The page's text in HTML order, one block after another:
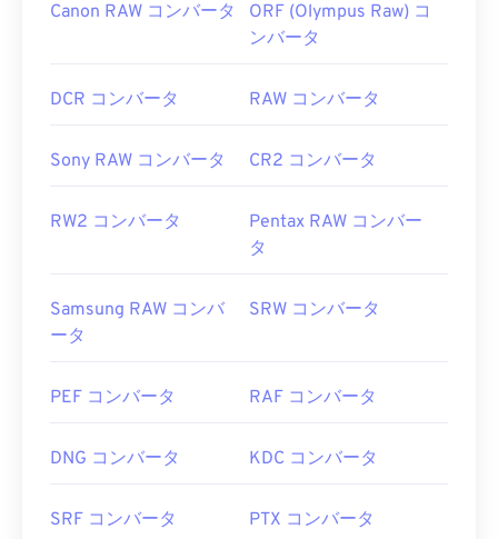
Canon RAW コンバータ
ORF (Olympus Raw) コ
ンバータ
DCR コンバータ RAW コンバータ
Sony RAW コンバータ CR2 コンバータ
RW2 コンバータ
Pentax RAW コンバー
タ
Samsung RAW コンバ
ータ
SRW コンバータ
PEF コンバータ RAF コンバータ
DNG コンバータ KDC コンバータ
SRF コンバータ PTX コンバータ